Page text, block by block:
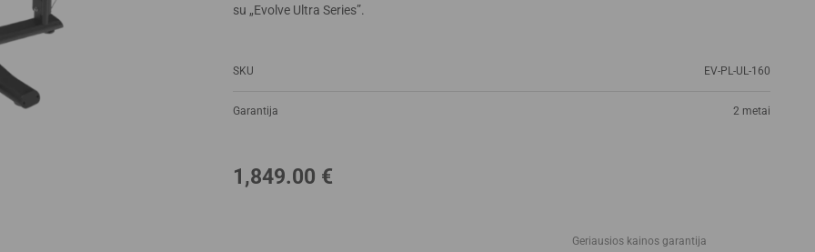
su „Evolve Ultra Series”.
SKU EV-PL-UL-160
Garantija 2 metai
1,849.00 €
Geriausios kainos garantija